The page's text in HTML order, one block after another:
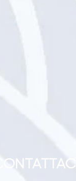
CONTATTACI